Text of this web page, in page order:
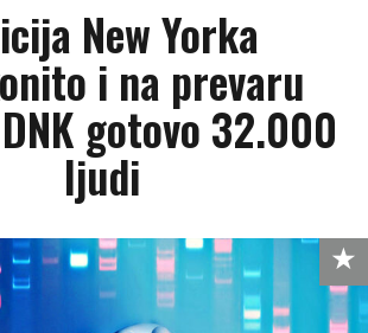
New Yorka
i na prevaru
gotovo 32.000
ljudi